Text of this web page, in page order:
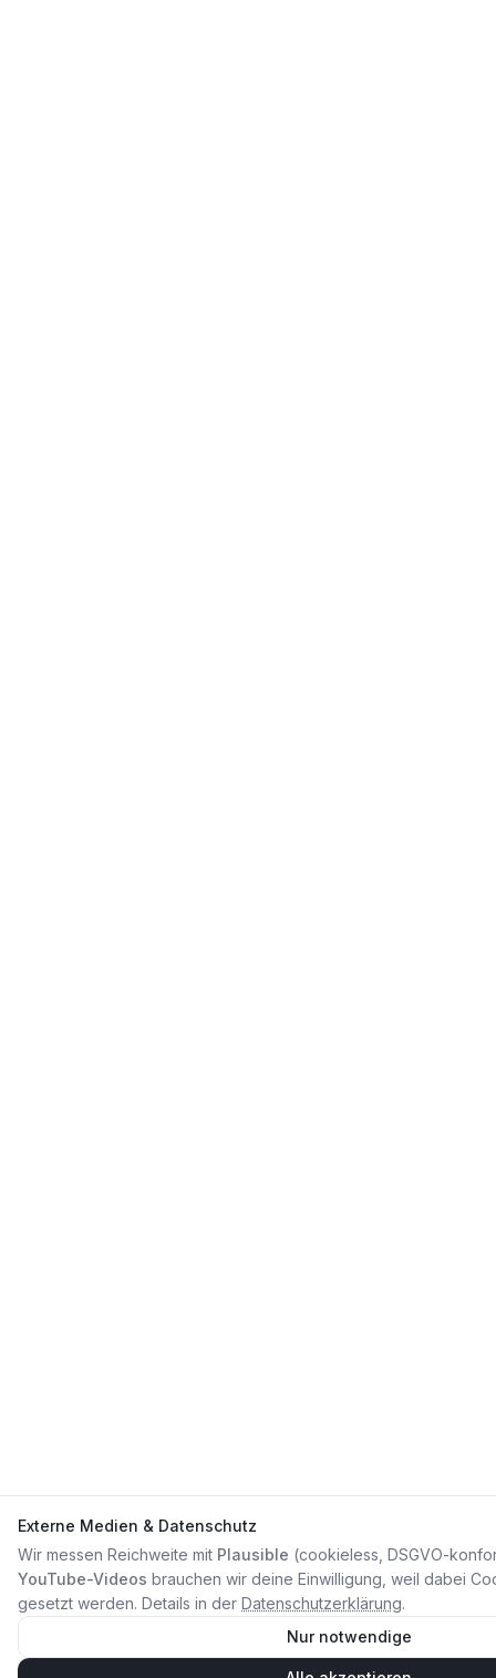
Externe Medien & Datenschutz
Wir messen Reichweite mit Plausible (cookieless, DSGVO-
YouTube-Videos brauchen wir deine Einwilligung, weil dabei
gesetzt werden. Details in der Datenschutzerklärung.
Nur notwendige